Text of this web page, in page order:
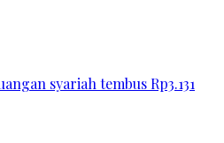
syariah tembus Rp3.131